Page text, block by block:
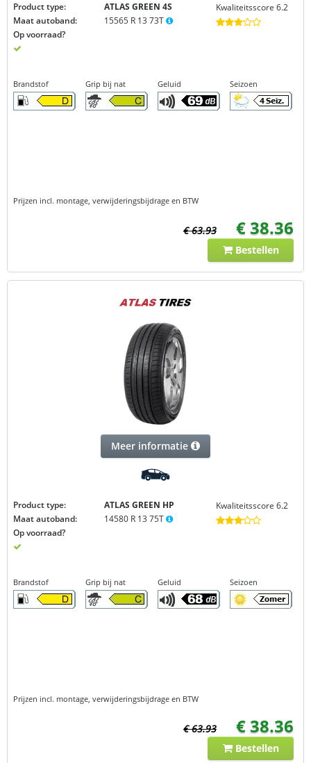
Product type:
ATLAS GREEN 4S
Maat autoband:
15565 R 13 73T
Op voorraad?
Kwaliteitsscore 6.2
Brandstof Grip bij nat Geluid Seizoen
Prijzen incl. montage, verwijderingsbijdrage en BTW
€ 63.93 € 38.36
Bestellen
Meer informatie
Product type: ATLAS GREEN HP
Maat autoband:
14580 R 13 75T
Op voorraad?
Kwaliteitsscore 6.2
Brandstof Grip bij nat Geluid Seizoen
Prijzen incl. montage, verwijderingsbijdrage en BTW
€ 63.93 € 38.36
Bestellen